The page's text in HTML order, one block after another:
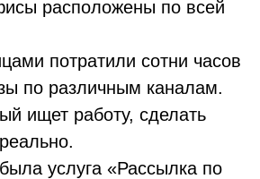
расположены по всей
потратили сотни часов
по различным каналам.
ищет работу, сделать
услуга «Рассылка по